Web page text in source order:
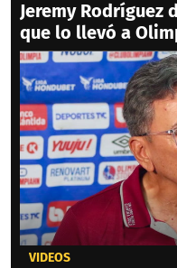
Jeremy Rodríguez
que lo llevó a
VIDEOS